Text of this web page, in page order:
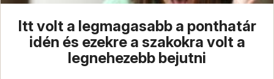
Itt volt a legmagasabb a ponthatár
idén és ezekre a szakokra volt a
legnehezebb bejutni